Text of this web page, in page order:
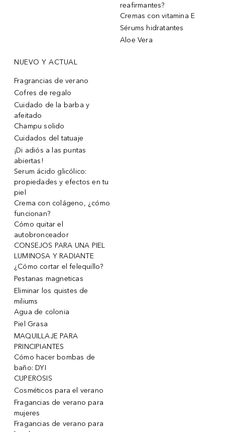
reafirmantes?
Cremas con vitamina E
Sérums hidratantes
Aloe Vera
NUEVO Y ACTUAL
Fragrancias de verano
Cofres de regalo
Cuidado de la barba y
afeitado
Champu solido
Cuidados del tatuaje
¡Di adiós a las puntas
abiertas!
Serum ácido glicólico:
propiedades y efectos en tu
piel
Crema con colágeno, ¿cómo
funcionan?
Cómo quitar el
autobronceador
CONSEJOS PARA UNA PIEL
LUMINOSA Y RADIANTE
¿Cómo cortar el felequillo?
Pestanas magneticas
Eliminar los quistes de
miliums
Agua de colonia
Piel Grasa
MAQUILLAJE PARA
PRINCIPIANTES
Cómo hacer bombas de
baño: DYI
CUPEROSIS
Cosméticos para el verano
Fragancias de verano para
mujeres
Fragancias de verano para